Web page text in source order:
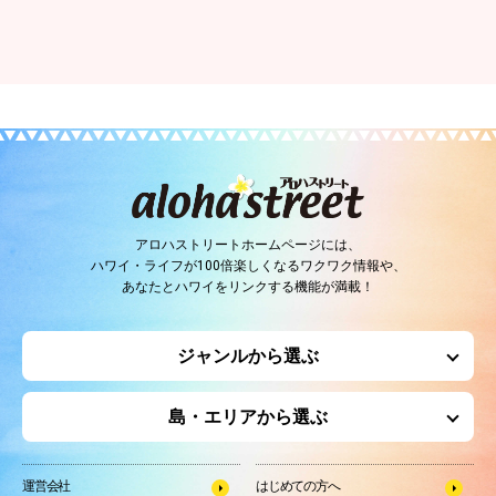
アロハストリートホームページには、
ハワイ・ライフが100倍楽しくなるワクワク情報や、
あなたとハワイをリンクする機能が満載！
ジャンルから選ぶ
島・エリアから選ぶ
運営会社 はじめての方へ